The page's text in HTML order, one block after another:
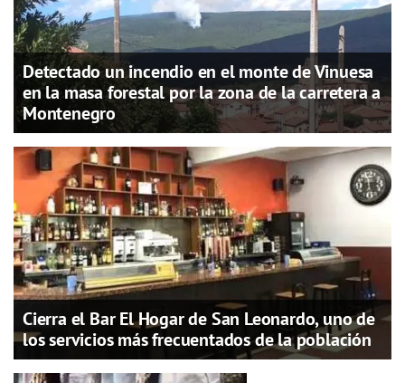
Detectado un incendio en el monte de Vinuesa
en la masa forestal por la zona de la carretera a
Montenegro
Cierra el Bar El Hogar de San Leonardo, uno de
los servicios más frecuentados de la población